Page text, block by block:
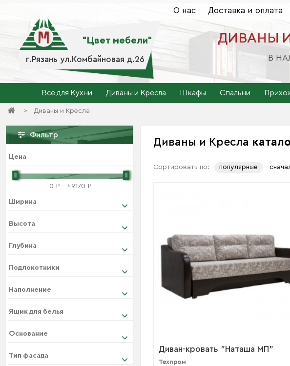
г.Рязань ул.Комбайновая д.26
"Цвет мебели"
О нас Доставка и оплата
ДИВАНЫ
В
Все для Кухни Диваны и Кресла Шкафы Спальни
> Диваны и Кресла
Фильтр
Цена
0 ₽ - 49170 ₽
Ширина
Высота
Глубина
Подлокотники
Наполнение
Ящик для белья
Основание
Тип фасада
Диваны и Кресла
Сортировать по: популярные
Диван-кровать "Наташа МП"
Техпром